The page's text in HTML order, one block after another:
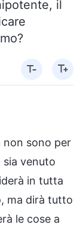
il
non sono per
venuto
in tutta
ma dirà tutto
le cose a